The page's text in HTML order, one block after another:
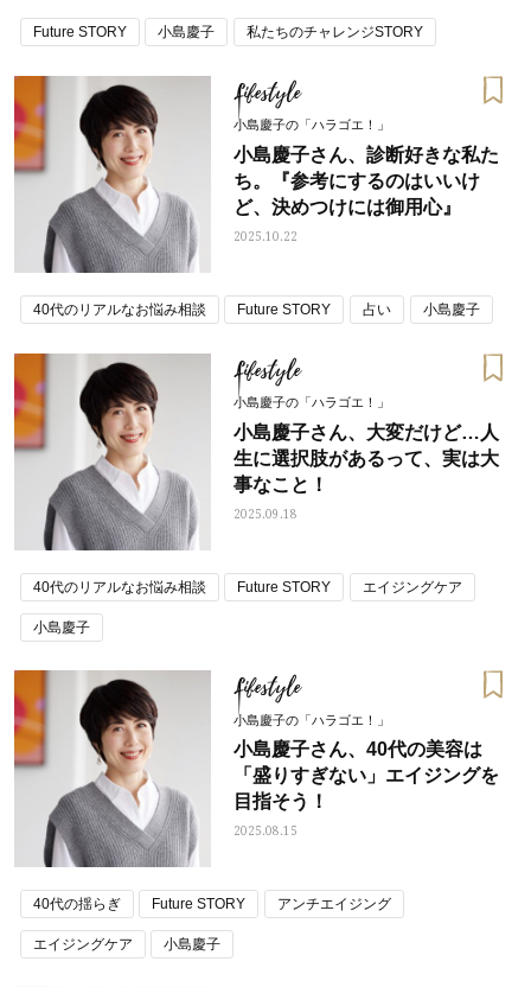
Future STORY 小島慶子 私たちのチャレンジSTORY
Lifestyle
小島慶子の「ハラゴエ！」
小島慶子さん、診断好きな私た
ち。『参考にするのはいいけ
ど、決めつけには御用心』
2025.10.22
40代のリアルなお悩み相談 Future STORY 占い 小島慶子
Lifestyle
小島慶子の「ハラゴエ！」
小島慶子さん、大変だけど…人
生に選択肢があるって、実は大
事なこと！
2025.09.18
40代のリアルなお悩み相談 Future STORY エイジングケア
小島慶子
Lifestyle
小島慶子の「ハラゴエ！」
小島慶子さん、40代の美容は
「盛りすぎない」エイジングを
目指そう！
2025.08.15
40代の揺らぎ Future STORY アンチエイジング
エイジングケア 小島慶子